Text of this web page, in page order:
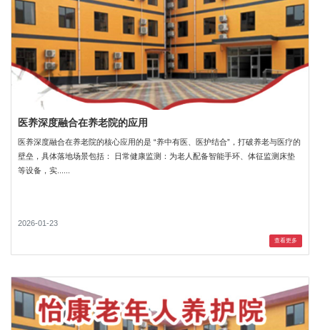
医养深度融合在养老院的应用
医养深度融合在养老院的核心应用的是 “养中有医、医护结合”，打破养老与医疗的
壁垒，具体落地场景包括： 日常健康监测：为老人配备智能手环、体征监测床垫
等设备，实......
2026-01-23
查看更多